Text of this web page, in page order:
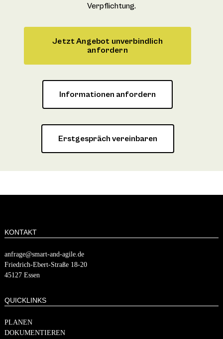
Verpflichtung.
Jetzt Angebot unverbindlich
anfordern
Informationen anfordern
Erstgespräch vereinbaren
KONTAKT
anfrage@smart-and-agile.de
​​Friedrich-Ebert-Straße 18-20
45127 Essen
QUICKLINKS
PLANEN
DOKUMENTIEREN